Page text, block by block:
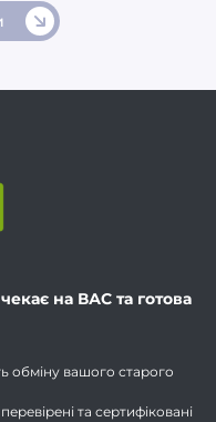
на ВАС та готова
обміну вашого старого
та сертифіковані